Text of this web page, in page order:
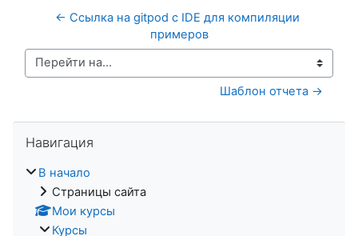
← Ссылка на gitpod с IDE для компиляции
примеров
Перейти на...
Шаблон отчета →
Навигация
В начало
Страницы сайта
Мои курсы
Курсы